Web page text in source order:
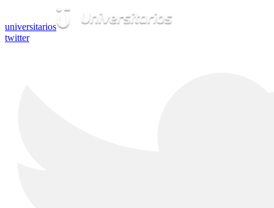
universitarios
twitter